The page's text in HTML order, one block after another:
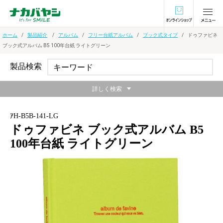
オンラインショ
ホーム 製品紹介 アルバム フリー台紙アルバム ブック式タイプ
ドゥファビネ
ブック式アルバム B5 100年台紙 ライトグリーン
ｱH-B5B-141-LG
ドゥファビネ ブック式アルバム B5
100年台紙 ライトグリーン
製品検索
詳しく検索